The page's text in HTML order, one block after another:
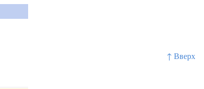
↑ Вверх